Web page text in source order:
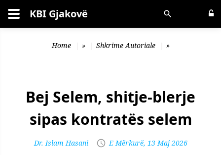
Kërko KBI Gjakovë
Home » Shkrime Autoriale »
Bej Selem, shitje-blerje
sipas kontratës selem
Dr. Islam Hasani
E Mërkurë, 13 Maj 2026